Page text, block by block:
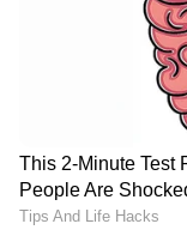
ടൈറ്റില്‍
മാനുവൽ
നിരവധി
പ്രധാന